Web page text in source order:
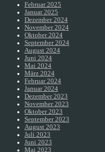
Februar 2025
Januar 2025
Dezember 2024
November 2024
Oktober 2024
September 2024
August 2024
Juni 2024
Mai 2024
März 2024
Februar 2024
Januar 2024
Dezember 2023
November 2023
Oktober 2023
September 2023
August 2023
Juli 2023
Juni 2023
Mai 2023